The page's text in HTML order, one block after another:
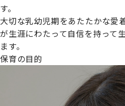
プライムスターほいくえんグル
続けられる環境づくりに取り組
【えるぼし認定(☆☆)】
す。
大切な乳幼児期をあたたかな愛
が生涯にわたって自信を持って
ます。
保育の目的